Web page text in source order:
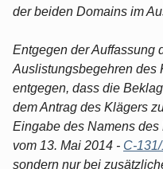
der beiden Domains im
Entgegen der Auffassung
Auslistungsbegehren des
entgegen, dass die
dem Antrag des Klägers
Eingabe des Namens
vom 13. Mai 2014 - C-
sondern nur bei